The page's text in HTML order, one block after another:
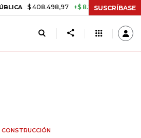
+$ 8.753,81 +2,19% TASA
SUSCRÍBASE
CONSTRUCCIÓN